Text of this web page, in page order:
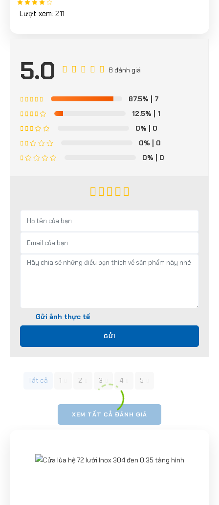
Lượt xem: 211
5.0 8 đánh giá
87.5% | 7
12.5% | 1
0% | 0
0% | 0
0% | 0
Gửi ảnh thực tế
GỬI
Tất cả 1 2 3 4 5
XEM TẤT CẢ ĐÁNH GIÁ